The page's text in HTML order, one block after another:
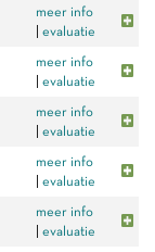
meer info
evaluatie
meer info
evaluatie
meer info
evaluatie
meer info
evaluatie
meer info
evaluatie